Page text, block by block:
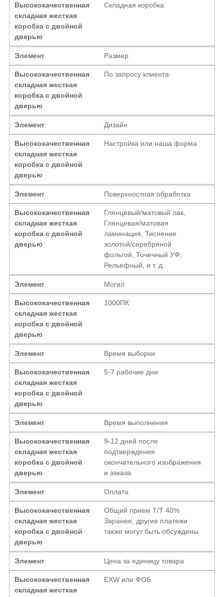
Высококачественная
складная жесткая
коробка с двойной
дверью
Складная коробка
Элемент Размер
Высококачественная
складная жесткая
коробка с двойной
дверью
По запросу клиента
Элемент Дизайн
Высококачественная
складная жесткая
коробка с двойной
дверью
Настройка или наша форма
Элемент Поверхностная обработка
Высококачественная
складная жесткая
коробка с двойной
дверью
Глянцевый/матовый лак,
Глянцевая/матовая
ламинация, Тиснение
золотой/серебряной
фольгой, Точечный УФ,
Рельефный, и т. д.
Элемент Могил
Высококачественная
складная жесткая
коробка с двойной
дверью
1000ПК
Элемент Время выборки
Высококачественная
складная жесткая
коробка с двойной
дверью
5-7 рабочие дни
Элемент Время выполнения
Высококачественная
складная жесткая
коробка с двойной
дверью
9-12 дней после
подтверждения
окончательного изображения
и заказа
Элемент Оплата
Высококачественная
складная жесткая
коробка с двойной
дверью
Общий прием T/T 40%
Заранее, другие платежи
также могут быть обсуждены
Элемент Цена за единицу товара
Высококачественная
складная жесткая
EXW или ФОБ